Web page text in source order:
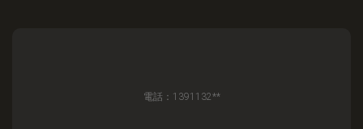
電話：1391132**